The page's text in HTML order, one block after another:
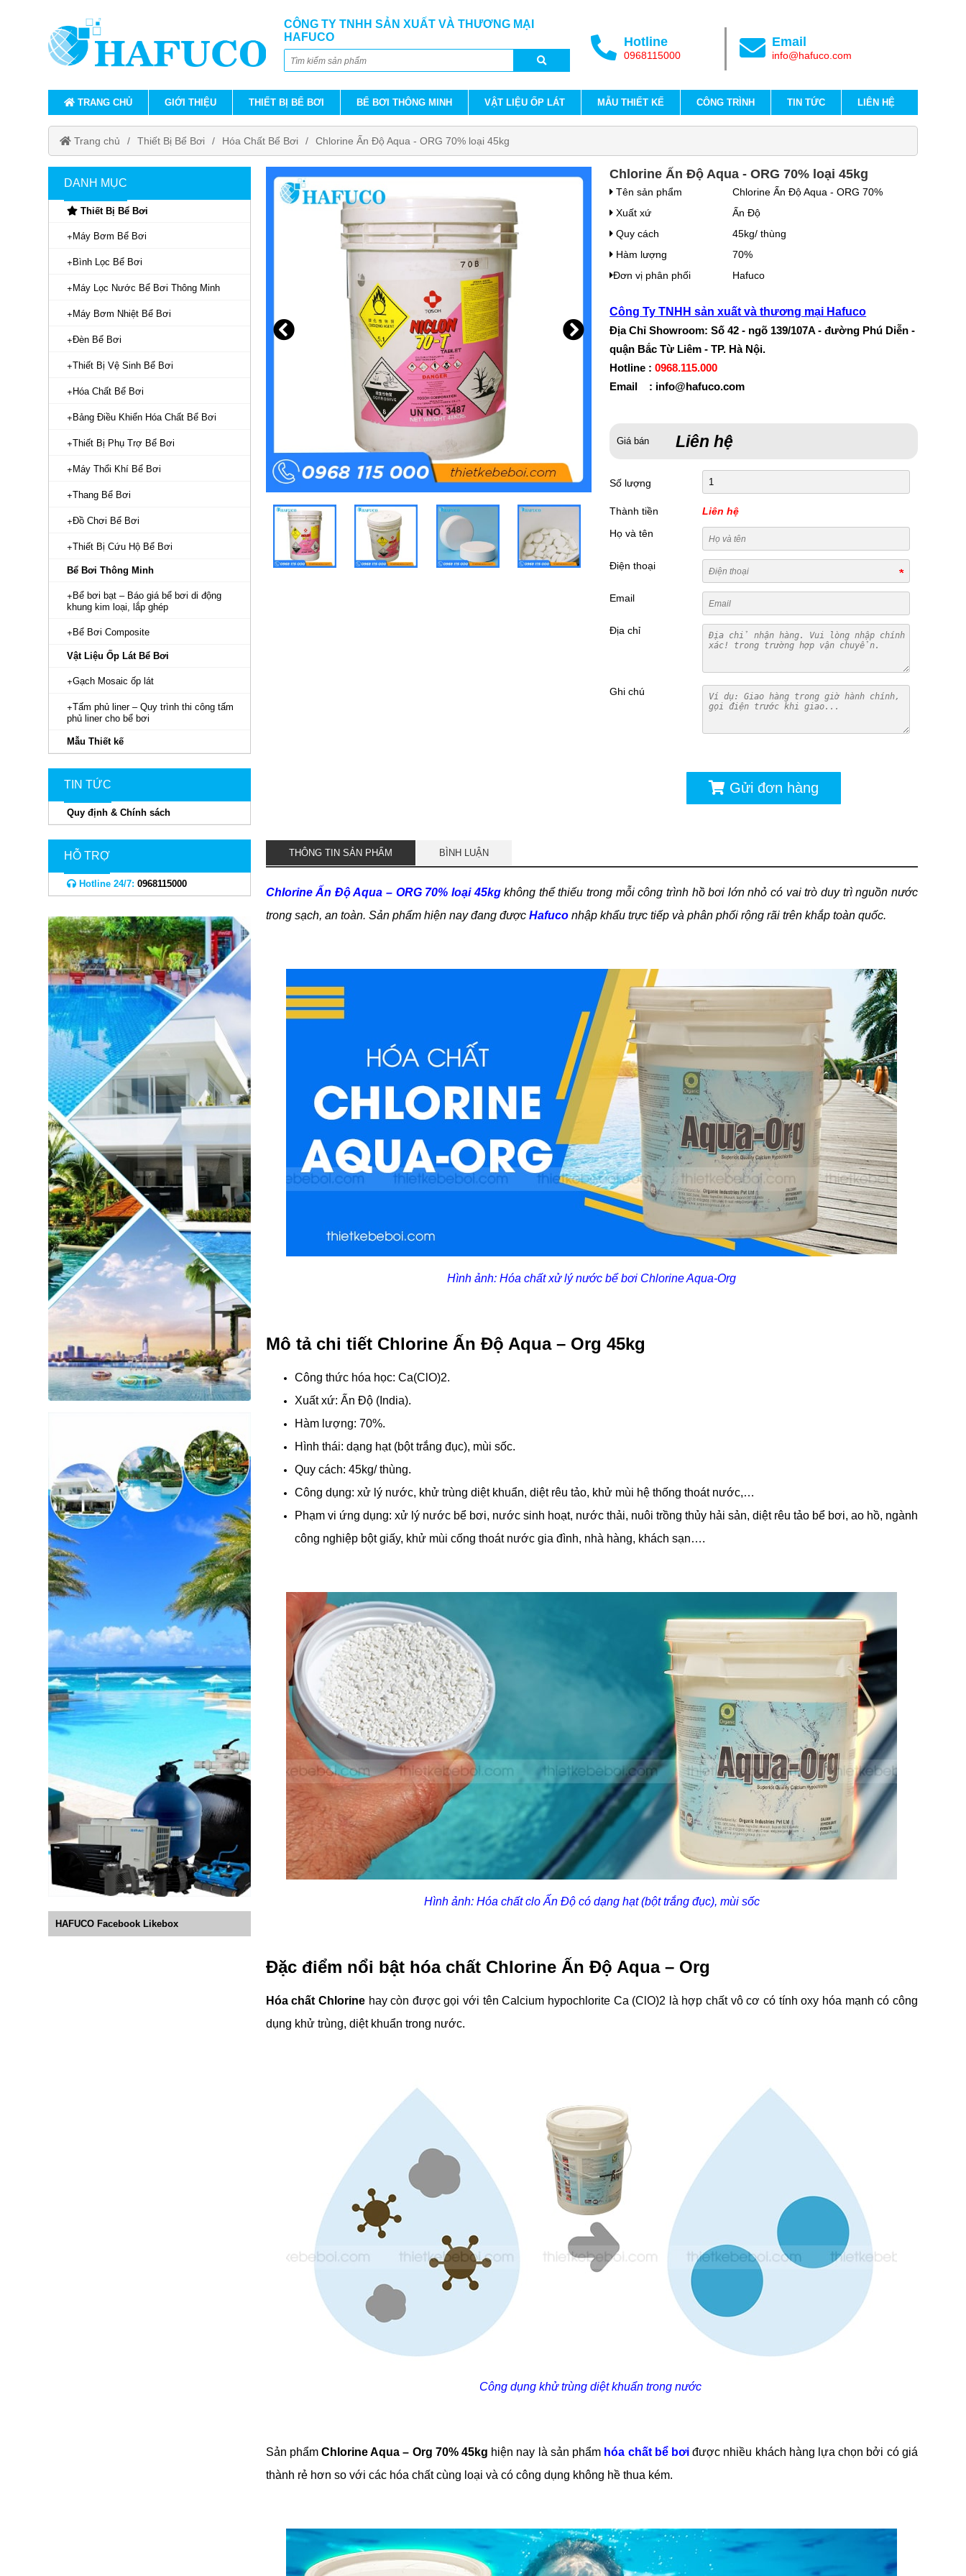
CÔNG TY TNHH SẢN XUẤT VÀ THƯƠNG MẠI
HAFUCO
Hotline
0968115000
Email
info@hafuco.com
TRANG CHỦ GIỚI THIỆU THIẾT BỊ BỂ BƠI BỂ BƠI THÔNG MINH VẬT LIỆU ỐP LÁT MẪU THIẾT KẾ CÔNG TRÌNH TIN TỨC LIÊN HỆ
Trang chủ Thiết Bị Bể Bơi Hóa Chất Bể Bơi Chlorine Ấn Độ Aqua - ORG 70% loại 45kg
Chlorine Ấn Độ Aqua - ORG 70% loại 45kg
Tên sản phẩm
Chlorine Ấn Độ Aqua - ORG 70%
Xuất xứ
Ấn Độ
Quy cách
45kg/ thùng
Hàm lượng
70%
Đơn vị phân phối
Hafuco
Công Ty TNHH sản xuất và thương mại Hafuco
Địa Chỉ Showroom: Số 42 - ngõ 139/107A - đường Phú Diễn -
quận Bắc Từ Liêm - TP. Hà Nội.
Hotline :0968.115.000
Email : info@hafuco.com
Giá bán Liên hệ
Số lượng
Thành tiền
Liên hệ
Họ và tên
Điện thoại
Email
Địa chỉ
Ghi chú
Gửi đơn hàng
THÔNG TIN SẢN PHẨM BÌNH LUẬN
Chlorine Ấn Độ Aqua – ORG 70% loại 45kgkhông thể thiếu trong mỗi công trình hồ bơi lớn nhỏ có vai trò duy trì nguồn nước
trong sạch, an toàn. Sản phẩm hiện nay đang được Hafuconhập khẩu trực tiếp và phân phối rộng rãi trên khắp toàn quốc.
Hình ảnh: Hóa chất xử lý nước bể bơi Chlorine Aqua-Org
Mô tả chi tiết Chlorine Ấn Độ Aqua – Org 45kg
Công thức hóa học: Ca(ClO)2.
Xuất xứ: Ấn Độ (India).
Hàm lượng: 70%.
Hình thái: dạng hạt (bột trắng đục), mùi sốc.
Quy cách: 45kg/ thùng.
Công dụng: xử lý nước, khử trùng diệt khuẩn, diệt rêu tảo, khử mùi hệ thống thoát nước,…
Phạm vi ứng dụng: xử lý nước bể bơi, nước sinh hoạt, nước thải, nuôi trồng thủy hải sản, diệt rêu tảo bể bơi, ao hồ, ngành
công nghiệp bột giấy, khử mùi cống thoát nước gia đình, nhà hàng, khách sạn….
Hình ảnh: Hóa chất clo Ấn Độ có dạng hạt (bột trắng đục), mùi sốc
Đặc điểm nổi bật hóa chất Chlorine Ấn Độ Aqua – Org
Hóa chất Chlorinehay còn được gọi với tên Calcium hypochlorite Ca (ClO)2 là hợp chất vô cơ có tính oxy hóa mạnh có công
dụng khử trùng, diệt khuẩn trong nước.
Công dụng khử trùng diệt khuẩn trong nước
Sản phẩmChlorine Aqua – Org 70% 45kg hiện nay là sản phẩm hóa chất bể bơi được nhiều khách hàng lựa chọn bởi có giá
thành rẻ hơn so với các hóa chất cùng loại và có công dụng không hề thua kém.
DANH MỤC
Thiết Bị Bể Bơi
Máy Bơm Bể Bơi
Bình Lọc Bể Bơi
Máy Lọc Nước Bể Bơi Thông Minh
Máy Bơm Nhiệt Bể Bơi
Đèn Bể Bơi
Thiết Bị Vệ Sinh Bể Bơi
Hóa Chất Bể Bơi
Bảng Điều Khiển Hóa Chất Bể Bơi
Thiết Bị Phụ Trợ Bể Bơi
Máy Thổi Khí Bể Bơi
Thang Bể Bơi
Đồ Chơi Bể Bơi
Thiết Bị Cứu Hộ Bể Bơi
Bể Bơi Thông Minh
Bể bơi bạt – Báo giá bể bơi di động
khung kim loại, lắp ghép
Bể Bơi Composite
Vật Liệu Ốp Lát Bể Bơi
Gạch Mosaic ốp lát
Tấm phủ liner – Quy trình thi công tấm
phủ liner cho bể bơi
Mẫu Thiết kế
TIN TỨC
Quy định & Chính sách
HỖ TRỢ
Hotline 24/7: 0968115000
HAFUCO Facebook Likebox